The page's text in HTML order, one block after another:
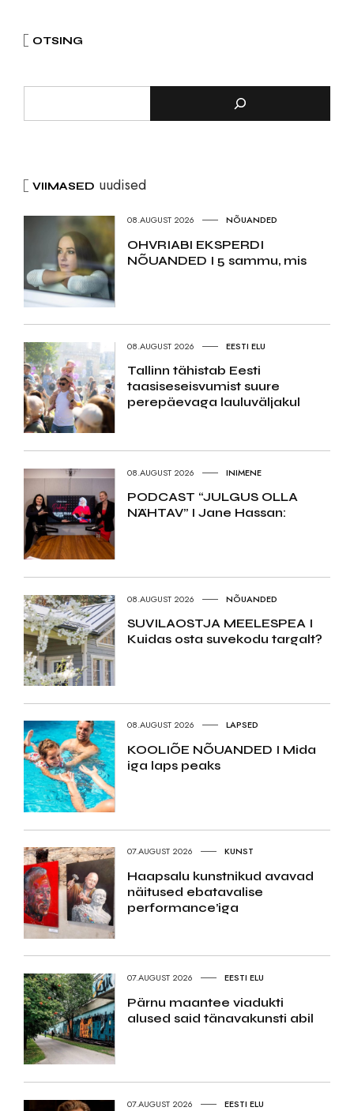
OTSING
VIIMASED uudised
08.AUGUST 2026 NÕUANDED
OHVRIABI EKSPERDI
NÕUANDED I 5 sammu, mis
08.AUGUST 2026 EESTI ELU
Tallinn tähistab Eesti
taasiseseisvumist suure
perepäevaga lauluväljakul
08.AUGUST 2026 INIMENE
PODCAST “JULGUS OLLA
NÄHTAV” I Jane Hassan:
08.AUGUST 2026 NÕUANDED
SUVILAOSTJA MEELESPEA I
Kuidas osta suvekodu targalt?
08.AUGUST 2026 LAPSED
KOOLIÕE NÕUANDED I Mida
iga laps peaks
07.AUGUST 2026 KUNST
Haapsalu kunstnikud avavad
näitused ebatavalise
performance’iga
07.AUGUST 2026 EESTI ELU
Pärnu maantee viadukti
alused said tänavakunsti abil
07.AUGUST 2026 EESTI ELU